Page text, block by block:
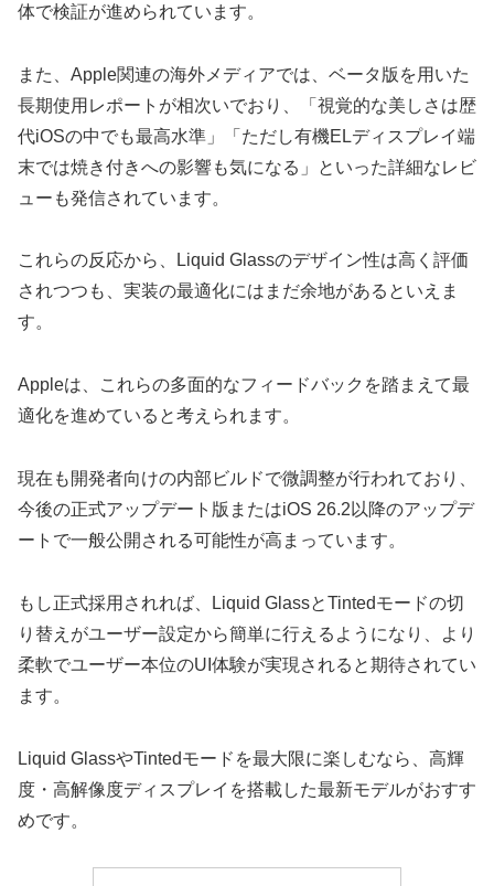
体で検証が進められています。
また、Apple関連の海外メディアでは、ベータ版を用いた
長期使用レポートが相次いでおり、「視覚的な美しさは歴
代iOSの中でも最高水準」「ただし有機ELディスプレイ端
末では焼き付きへの影響も気になる」といった詳細なレビ
ューも発信されています。
これらの反応から、Liquid Glassのデザイン性は高く評価
されつつも、実装の最適化にはまだ余地があるといえま
す。
Appleは、これらの多面的なフィードバックを踏まえて最
適化を進めていると考えられます。
現在も開発者向けの内部ビルドで微調整が行われており、
今後の正式アップデート版またはiOS 26.2以降のアップデ
ートで一般公開される可能性が高まっています。
もし正式採用されれば、Liquid GlassとTintedモードの切
り替えがユーザー設定から簡単に行えるようになり、より
柔軟でユーザー本位のUI体験が実現されると期待されてい
ます。
Liquid GlassやTintedモードを最大限に楽しむなら、高輝
度・高解像度ディスプレイを搭載した最新モデルがおすす
めです。